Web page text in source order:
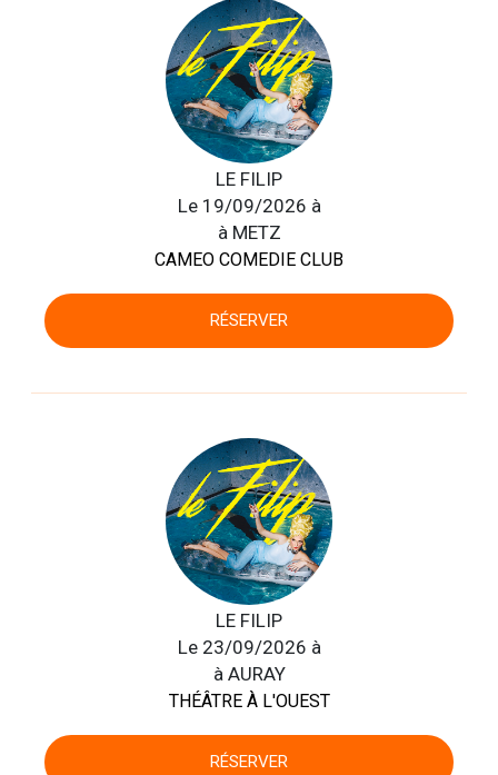
LE FILIP
Le 19/09/2026 à
à METZ
CAMEO COMEDIE CLUB
RÉSERVER
LE FILIP
Le 23/09/2026 à
à AURAY
THÉÂTRE À L'OUEST
RÉSERVER